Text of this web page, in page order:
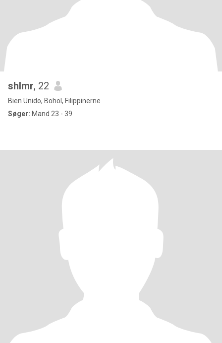
shlmr, 22
Bien Unido, Bohol, Filippinerne
Søger: Mand 23 - 39